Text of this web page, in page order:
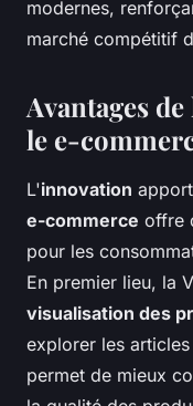
modernes,
marché compétitif
Avantages
le e-
L'innovation
e-commerce offre
pour les
En premier lieu, la
visualisation des
explorer les
permet de mieux